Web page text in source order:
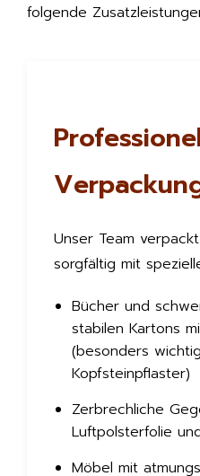
folgende
Unser Team
sorgfältig mit
Bücher und
stabilen Kartons
(besonders
Kopfsteinpflaster)
Zerbrechliche
Luftpolsterfolie
Möbel mit